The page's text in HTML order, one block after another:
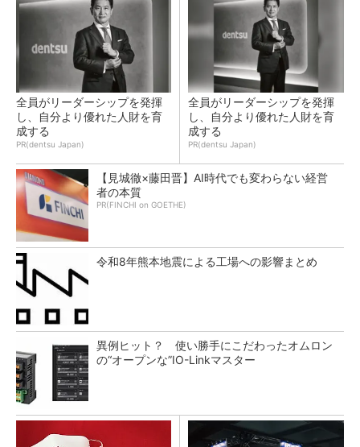
全員がリーダーシップを発揮
し、自分より優れた人財を育
成する
PR(dentsu Japan)
全員がリーダーシップを発揮
し、自分より優れた人財を育
成する
PR(dentsu Japan)
【見城徹×藤田晋】AI時代でも変わらない経営
者の本質
PR(FINCHI on GOETHE)
令和8年熊本地震による工場への影響まとめ
異例ヒット？ 使い勝手にこだわったオムロン
の“オープンな”IO-Linkマスター